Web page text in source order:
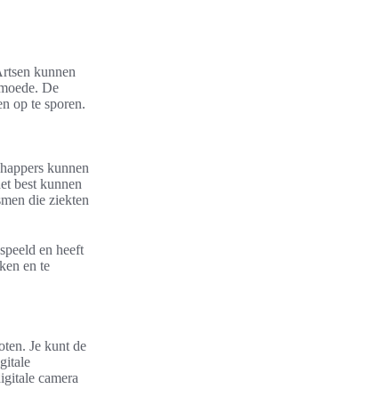
kunnen
De
op te sporen.
kunnen
best kunnen
die ziekten
en heeft
en te
Je kunt de
camera